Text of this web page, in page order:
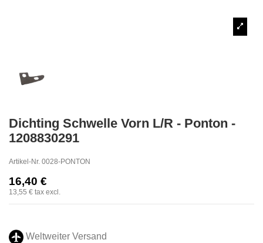
Dichting Schwelle Vorn L/R - Ponton -
1208830291
Artikel-Nr. 0028-PONTON
16,40 €
13,55 € tax excl.
Weltweiter Versand